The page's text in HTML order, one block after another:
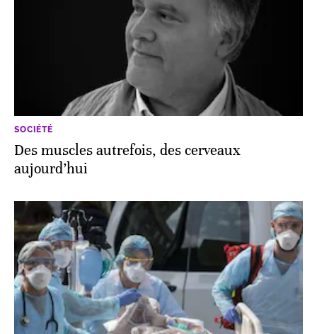
SOCIÉTÉ
Des muscles autrefois, des cerveaux
aujourd’hui